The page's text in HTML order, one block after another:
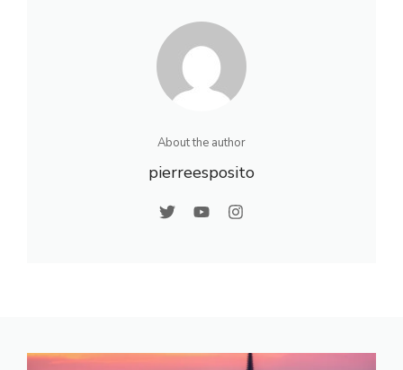
About the author
pierreesposito